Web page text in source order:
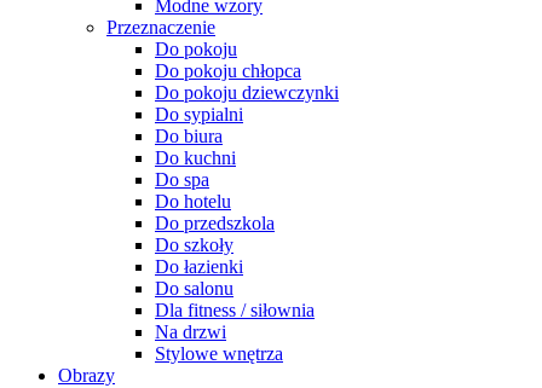
Modne wzory
Przeznaczenie
Do pokoju
Do pokoju chłopca
Do pokoju dziewczynki
Do sypialni
Do biura
Do kuchni
Do spa
Do hotelu
Do przedszkola
Do szkoły
Do łazienki
Do salonu
Dla fitness / siłownia
Na drzwi
Stylowe wnętrza
Obrazy